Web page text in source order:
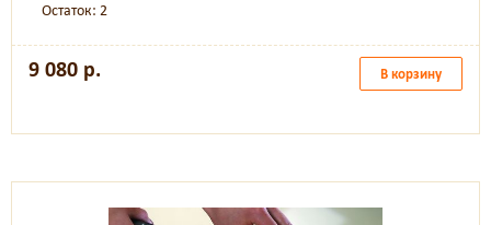
Остаток: 2
9 080 р. В корзину